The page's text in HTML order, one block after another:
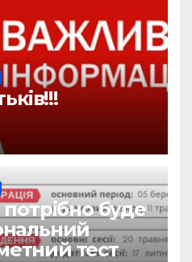
потрібно буде
тест